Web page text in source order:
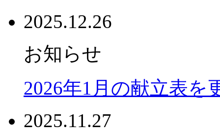
2025.12.26
お知らせ
2026年1月の献立表を
2025.11.27